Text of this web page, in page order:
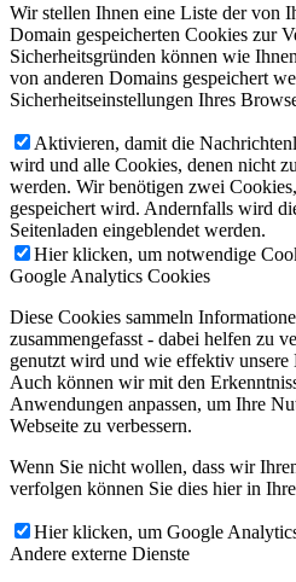
Wir stellen Ihnen eine Liste der von
Domain gespeicherten Cookies zur
Sicherheitsgründen können wie
von anderen Domains gespeichert
Sicherheitseinstellungen Ihres
Aktivieren, damit die
wird und alle Cookies, denen nicht
werden. Wir benötigen zwei
gespeichert wird. Andernfalls wird
Seitenladen eingeblendet werden.
Hier klicken, um notwendige
Google Analytics Cookies
Diese Cookies sammeln
zusammengefasst - dabei helfen zu
genutzt wird und wie effektiv
Auch können wir mit den
Anwendungen anpassen, um Ihre
Webseite zu verbessern.
Wenn Sie nicht wollen, dass wir
verfolgen können Sie dies hier in
Hier klicken, um Google
Andere externe Dienste